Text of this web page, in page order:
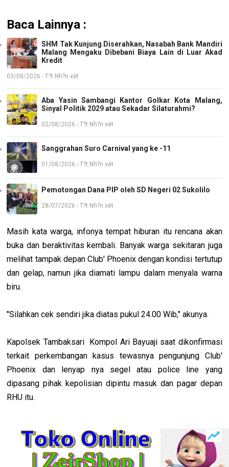
Baca Lainnya :
SHM Tak Kunjung Diserahkan, Nasabah Bank Mandiri
Malang Mengaku Dibebani Biaya Lain di Luar Akad
Kredit
03/08/2026 - T?t Nh?n xét
Aba Yasin Sambangi Kantor Golkar Kota Malang,
Sinyal Politik 2029 atau Sekadar Silaturahmi?
02/08/2026 - T?t Nh?n xét
Sanggrahan Suro Carnival yang ke -11
01/08/2026 - T?t Nh?n xét
Pemotongan Dana PIP oleh SD Negeri 02 Sukolilo
28/07/2026 - T?t Nh?n xét
Masih kata warga, infonya tempat hiburan itu rencana akan
buka dan beraktivitas kembali. Banyak warga sekitaran juga
melihat tampak depan Club' Phoenix dengan kondisi tertutup
dan gelap, namun jika diamati lampu dalam menyala warna
biru.
"Silahkan cek sendiri jika diatas pukul 24.00 Wib," akunya.
Kapolsek Tambaksari Kompol Ari Bayuaji saat dikonfirmasi
terkait perkembangan kasus tewasnya pengunjung Club'
Phoenix dan lenyap nya segel atau police line yang
dipasang pihak kepolisian dipintu masuk dan pagar depan
RHU itu.